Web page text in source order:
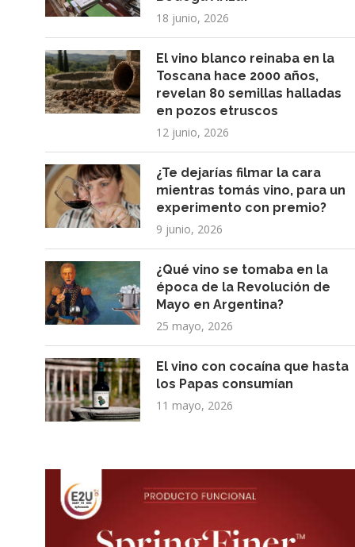
18 junio, 2026
El vino blanco reinaba en la
Toscana hace 2000 años,
revelan 80 semillas halladas
en pozos etruscos
12 junio, 2026
¿Te dejarías filmar la cara
mientras tomás vino, para un
experimento con premio?
9 junio, 2026
¿Qué vino se tomaba en la
época de la Revolución de
Mayo en Argentina?
25 mayo, 2026
El vino con cocaína que hasta
los Papas consumían
11 mayo, 2026